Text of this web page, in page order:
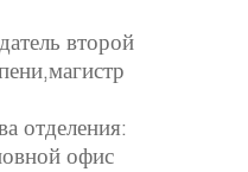
второй
отделения:
офис